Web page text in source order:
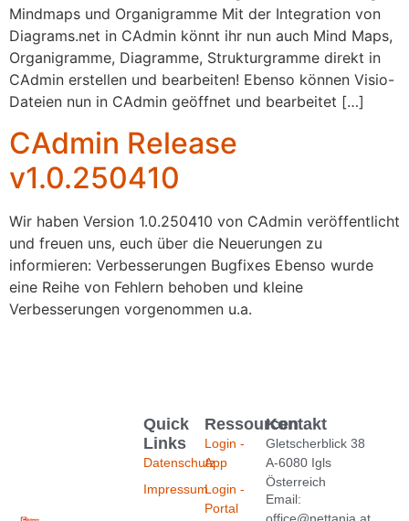
Mindmaps und Organigramme Mit der Integration von
Diagrams.net in CAdmin könnt ihr nun auch Mind Maps,
Organigramme, Diagramme, Strukturgramme direkt in
CAdmin erstellen und bearbeiten! Ebenso können Visio-
Dateien nun in CAdmin geöffnet und bearbeitet […]
CAdmin Release
v1.0.250410
Wir haben Version 1.0.250410 von CAdmin veröffentlicht
und freuen uns, euch über die Neuerungen zu
informieren: Verbesserungen Bugfixes Ebenso wurde
eine Reihe von Fehlern behoben und kleine
Verbesserungen vorgenommen u.a.
Ressourcen
Login -
App
Login -
Portal
Quick
Links
Datenschutz
Impressum
Kontakt
Gletscherblick 38
A-6080 Igls
Österreich
Email: